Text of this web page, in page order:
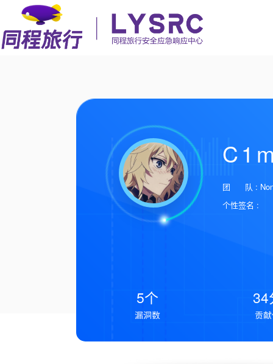
团 队 :
个性签名 :
5个
漏洞数
34
贡